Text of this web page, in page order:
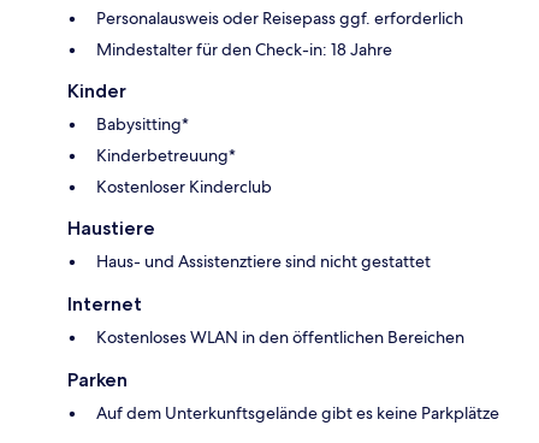
Personalausweis oder Reisepass ggf. erforderlich
Mindestalter für den Check-in: 18 Jahre
Kinder
Babysitting*
Kinderbetreuung*
Kostenloser Kinderclub
Haustiere
Haus- und Assistenztiere sind nicht gestattet
Internet
Kostenloses WLAN in den öffentlichen Bereichen
Parken
Auf dem Unterkunftsgelände gibt es keine Parkplätze